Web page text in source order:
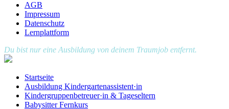
AGB
Impressum
Datenschutz
Lernplattform
Du bist nur eine Ausbildung von deinem Traumjob entfernt.
Startseite
Ausbildung Kindergartenassistent·in
Kindergruppenbetreuer·in & Tageseltern
Babysitter Fernkurs